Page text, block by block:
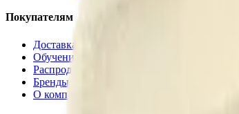
Покупателям
Доставка и оплата
Обучение
Распродажа
Бренды
О компании